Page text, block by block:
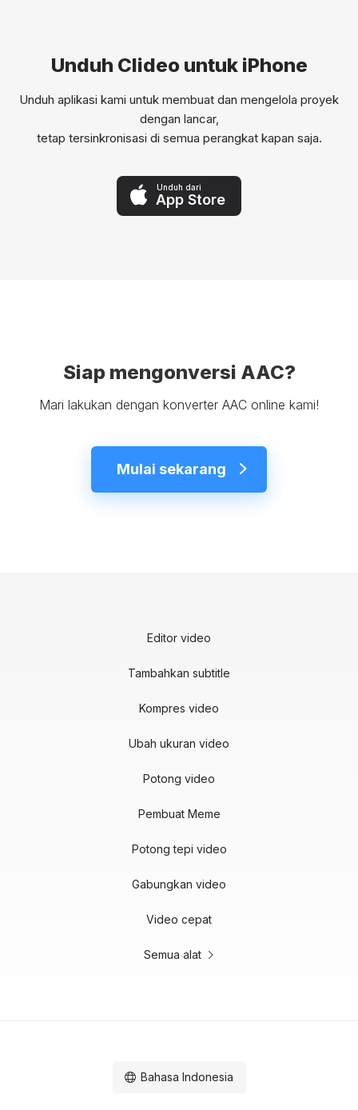
Unduh Clideo untuk iPhone
Unduh aplikasi kami untuk membuat dan mengelola proyek
dengan lancar,
tetap tersinkronisasi di semua perangkat kapan saja.
Unduh dari
App Store
Siap mengonversi AAC?
Mari lakukan dengan konverter AAC online kami!
Mulai sekarang
Editor video
Tambahkan subtitle
Kompres video
Ubah ukuran video
Potong video
Pembuat Meme
Potong tepi video
Gabungkan video
Video cepat
Semua alat
Bahasa Indonesia